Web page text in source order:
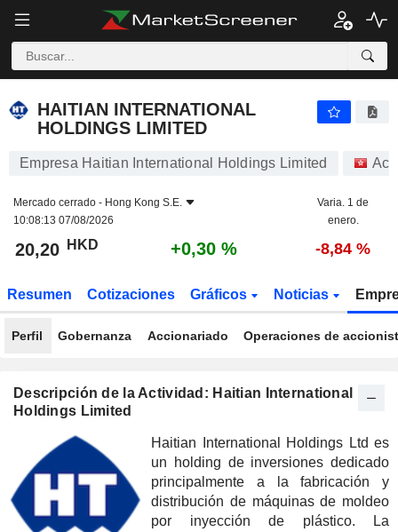
HAITIAN INTERNATIONAL
HOLDINGS LIMITED
Empresa Haitian International Holdings Limited
Mercado cerrado - Hong Kong S.E.
10:08:13 07/08/2026
Varia. 1 de
enero.
20,20 HKD +0,30 % -8,84 %
Resumen Cotizaciones Gráficos Noticias
Perfil Gobernanza Accionariado Operaciones de
Descripción de la Actividad: Haitian International
Holdings Limited
Haitian International Holdings Ltd es
un holding de inversiones dedicado
principalmente a la fabricación y
distribución de máquinas de moldeo
por inyección de plástico. La